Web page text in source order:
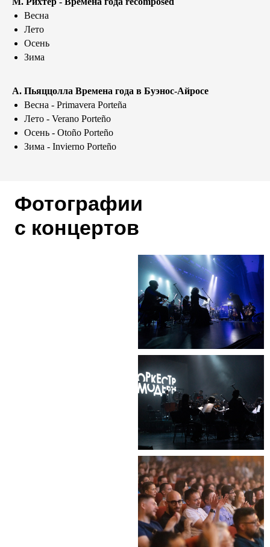
Весна
Лето
Осень
Зима
А. Пьяццолла Времена года в Буэнос-Айросе
Весна - Primavera Porteña
Лето - Verano Porteño
Осень - Otoño Porteño
Зима - Invierno Porteño